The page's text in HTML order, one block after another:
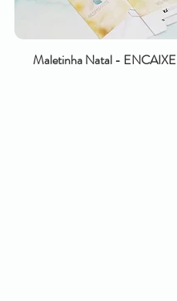
Maletinha Natal - ENCAIXE